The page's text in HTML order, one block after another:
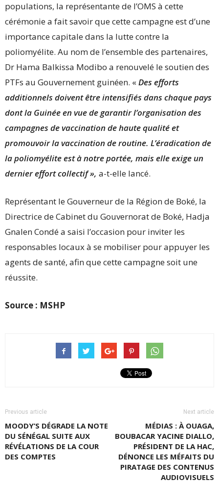
populations, la représentante de l’OMS à cette
cérémonie a fait savoir que cette campagne est d’une
importance capitale dans la lutte contre la
poliomyélite. Au nom de l’ensemble des partenaires,
Dr Hama Balkissa Modibo a renouvelé le soutien des
PTFs au Gouvernement guinéen. « Des efforts
additionnels doivent être intensifiés dans chaque pays
dont la Guinée en vue de garantir l’organisation des
campagnes de vaccination de haute qualité et
promouvoir la vaccination de routine. L’éradication de
la poliomyélite est à notre portée, mais elle exige un
dernier effort collectif », a-t-elle lancé.
Représentant le Gouverneur de la Région de Boké, la
Directrice de Cabinet du Gouvernorat de Boké, Hadja
Gnalen Condé a saisi l’occasion pour inviter les
responsables locaux à se mobiliser pour appuyer les
agents de santé, afin que cette campagne soit une
réussite.
Source : MSHP
Previous article
MOODY’S DÉGRADE LA NOTE
DU SÉNÉGAL SUITE AUX
RÉVÉLATIONS DE LA COUR
DES COMPTES
Next article
MÉDIAS : À OUAGA,
BOUBACAR YACINE DIALLO,
PRÉSIDENT DE LA HAC,
DÉNONCE LES MÉFAITS DU
PIRATAGE DES CONTENUS
AUDIOVISUELS